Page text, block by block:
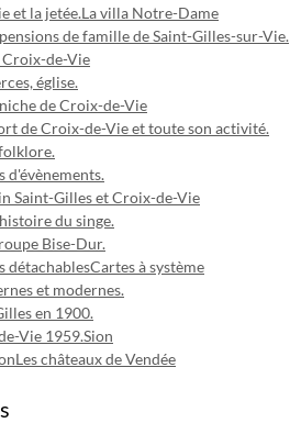
et la jetée.La villa Notre-Dame
de famille de Saint-Gilles-sur-Vie.
Croix-de-Vie
église.
de Croix-de-Vie
de Croix-de-Vie et toute son activité.
d'évènements.
Saint-Gilles et Croix-de-Vie
du singe.
Bise-Dur.
détachablesCartes à système
et modernes.
en 1900.
Vie 1959.Sion
Les châteaux de Vendée